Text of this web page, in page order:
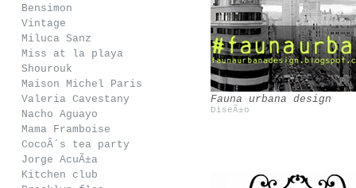
Bensimon
Vintage
Miluca Sanz
Miss at la playa
Shourouk
Maison Michel Paris
Valeria Cavestany
Nacho Aguayo
Mama Framboise
CocoÂ´s tea party
Jorge AcuÃ±a
Kitchen club
Fauna urbana design
DiseÃ±o